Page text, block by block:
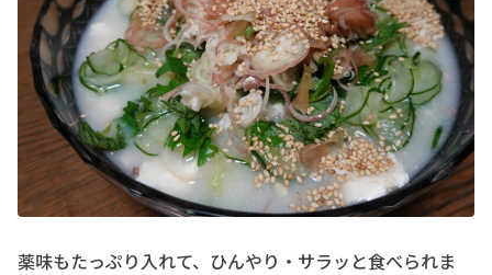
薬味もたっぷり入れて、ひんやり・サラッと食べられま